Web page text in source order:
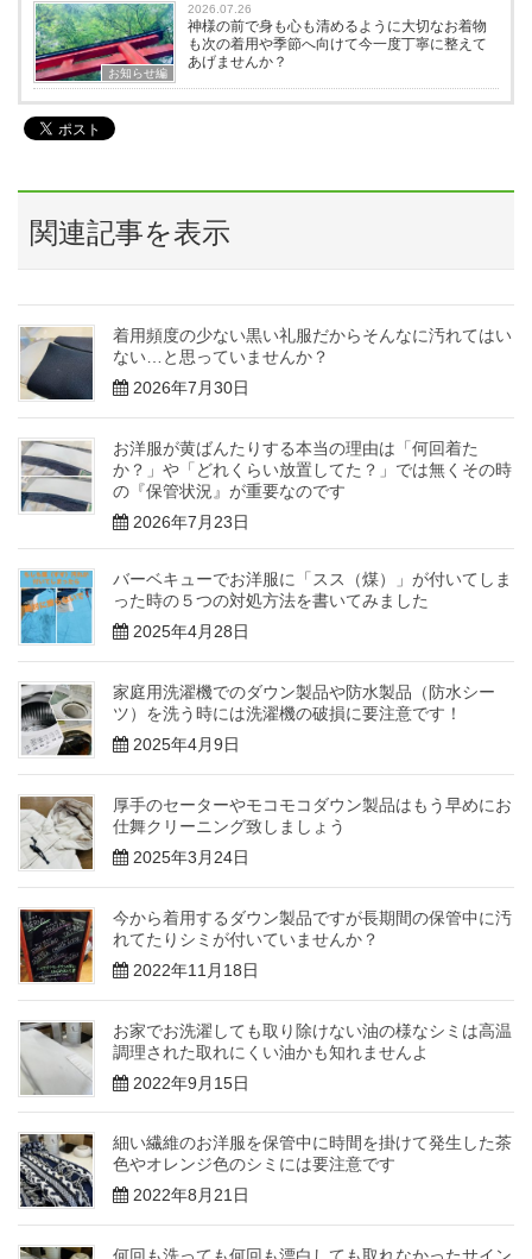
お知らせ編
2026.07.26
神様の前で身も心も清めるように大切なお着物
も次の着用や季節へ向けて今一度丁寧に整えて
あげませんか？
関連記事を表示
着用頻度の少ない黒い礼服だからそんなに汚れてはい
ない…と思っていませんか？
2026年7月30日
お洋服が黄ばんたりする本当の理由は「何回着た
か？」や「どれくらい放置してた？」では無くその時
の『保管状況』が重要なのです
2026年7月23日
バーベキューでお洋服に「スス（煤）」が付いてしま
った時の５つの対処方法を書いてみました
2025年4月28日
家庭用洗濯機でのダウン製品や防水製品（防水シー
ツ）を洗う時には洗濯機の破損に要注意です！
2025年4月9日
厚手のセーターやモコモコダウン製品はもう早めにお
仕舞クリーニング致しましょう
2025年3月24日
今から着用するダウン製品ですが長期間の保管中に汚
れてたりシミが付いていませんか？
2022年11月18日
お家でお洗濯しても取り除けない油の様なシミは高温
調理された取れにくい油かも知れませんよ
2022年9月15日
細い繊維のお洋服を保管中に時間を掛けて発生した茶
色やオレンジ色のシミには要注意です
2022年8月21日